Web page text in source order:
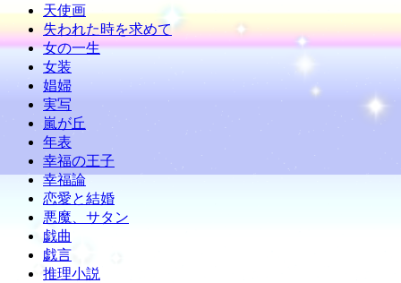
天使画
失われた時を求めて
女の一生
女装
娼婦
実写
嵐が丘
年表
幸福の王子
幸福論
恋愛と結婚
悪魔、サタン
戯曲
戯言
推理小説